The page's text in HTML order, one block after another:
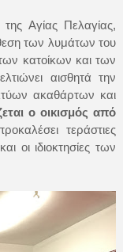
Αγίας Πελαγίας,
των λυμάτων του
κατοίκων και των
αισθητά την
ακαθάρτων και
ο οικισμός από
τεράστιες
οι ιδιοκτησίες των